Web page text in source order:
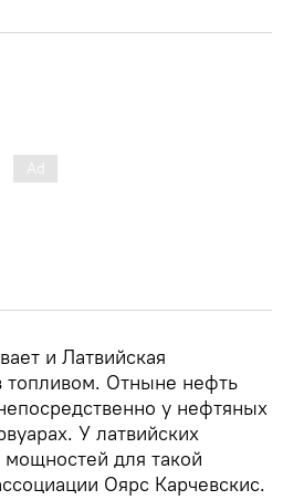
и Латвийская
топливом. Отныне нефть
у нефтяных
У латвийских
мощностей для такой
Оярс Карчевскис.